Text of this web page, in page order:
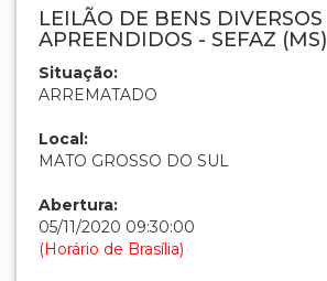
LEILÃO DE BENS DIVERSOS
APREENDIDOS - SEFAZ (MS)
Situação:
ARREMATADO
Local:
MATO GROSSO DO SUL
Abertura:
05/11/2020 09:30:00
(Horário de Brasília)